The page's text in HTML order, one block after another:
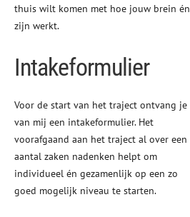
thuis wilt komen met hoe jouw brein én
zijn werkt.
Intakeformulier
Voor de start van het traject ontvang je
van mij een intakeformulier. Het
voorafgaand aan het traject al over een
aantal zaken nadenken helpt om
individueel én gezamenlijk op een zo
goed mogelijk niveau te starten.